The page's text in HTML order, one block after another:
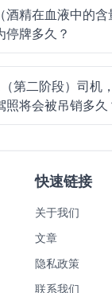
酒精在血液中的
停牌多久？
第二阶段）司机
将会被吊销多久
快速链接
关于我们
文章
隐私政策
联系我们